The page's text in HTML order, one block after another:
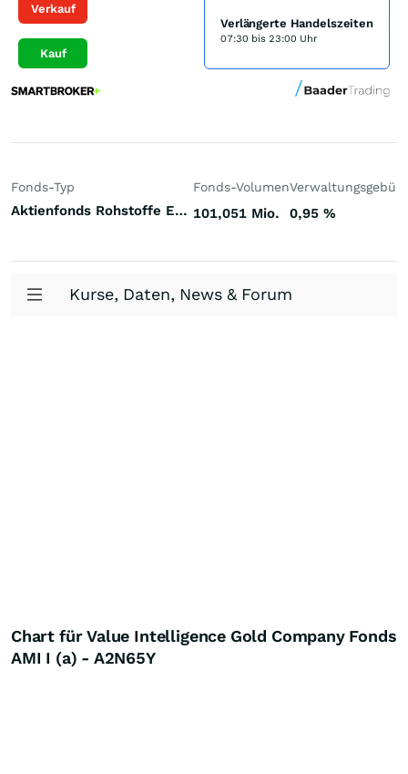
Verkauf
Kauf
Verlängerte Handelszeiten
07:30 bis 23:00 Uhr
Fonds-Typ
Aktienfonds Rohstoffe Edelmetalle Welt
Fonds-Volumen
101,051 Mio. 0,95 %
Kurse, Daten, News & Forum
Chart für Value Intelligence Gold Company Fonds
AMI I (a) - A2N65Y